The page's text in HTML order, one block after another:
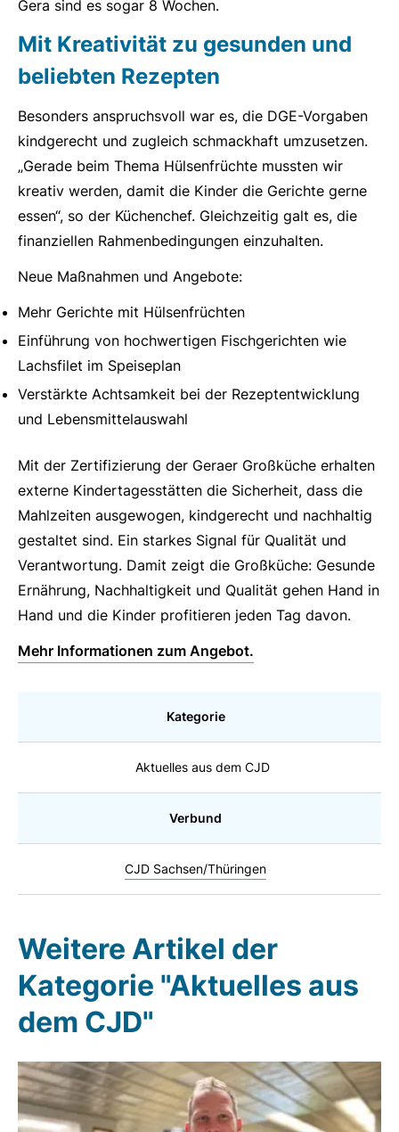
Gera sind es sogar 8 Wochen.
Mit Kreativität zu gesunden und
beliebten Rezepten
Besonders anspruchsvoll war es, die DGE-Vorgaben
kindgerecht und zugleich schmackhaft umzusetzen.
„Gerade beim Thema Hülsenfrüchte mussten wir
kreativ werden, damit die Kinder die Gerichte gerne
essen“, so der Küchenchef. Gleichzeitig galt es, die
finanziellen Rahmenbedingungen einzuhalten.
Neue Maßnahmen und Angebote:
Mehr Gerichte mit Hülsenfrüchten
Einführung von hochwertigen Fischgerichten wie
Lachsfilet im Speiseplan
Verstärkte Achtsamkeit bei der Rezeptentwicklung
und Lebensmittelauswahl
Mit der Zertifizierung der Geraer Großküche erhalten
externe Kindertagesstätten die Sicherheit, dass die
Mahlzeiten ausgewogen, kindgerecht und nachhaltig
gestaltet sind. Ein starkes Signal für Qualität und
Verantwortung. Damit zeigt die Großküche: Gesunde
Ernährung, Nachhaltigkeit und Qualität gehen Hand in
Hand und die Kinder profitieren jeden Tag davon.
Mehr Informationen zum Angebot.
Kategorie
Aktuelles aus dem CJD
Verbund
CJD Sachsen/Thüringen
Weitere Artikel der
Kategorie "Aktuelles aus
dem CJD"